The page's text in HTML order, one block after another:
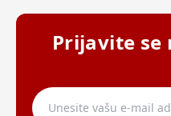
Prijavite